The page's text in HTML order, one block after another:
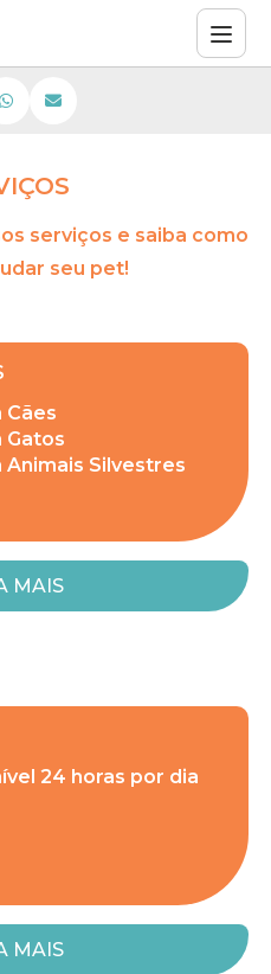
serviços e saiba como
seu pet!
Cães
Gatos
Animais Silvestres
MAIS
24 horas por dia
MAIS